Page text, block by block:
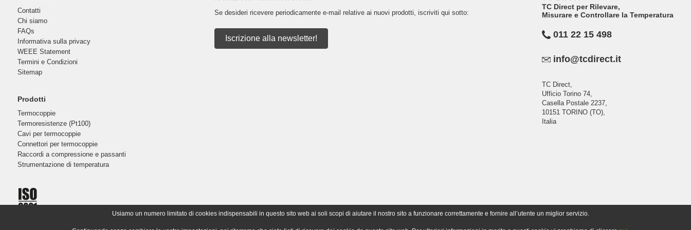
Contatti
Chi siamo
FAQs
Informativa sulla privacy
WEEE Statement
Termini e Condizioni
Sitemap
Prodotti
Termocoppie
Termoresistenze (Pt100)
Cavi per termocoppie
Connettori per termocoppie
Raccordi a compressione e passanti
Strumentazione di temperatura
Se desideri ricevere periodicamente e-mail relative ai nuovi prodotti, iscriviti qui sotto:
Iscrizione alla newsletter!
TC Direct per Rilevare,
Misurare e Controllare la Temperatura
011 22 15 498
info@tcdirect.it
TC Direct,
Ufficio Torino 74,
Casella Postale 2237,
10151 TORINO (TO),
Italia
Usiamo un numero limitato di cookies indispensabili in questo sito web ai soli scopi di aiutare il nostro sito a funzionare correttamente e fornire all’utente un miglior servizio.